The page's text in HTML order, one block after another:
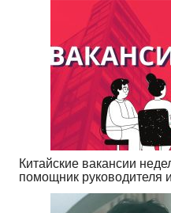
Китайские вакансии
помощник руководителя